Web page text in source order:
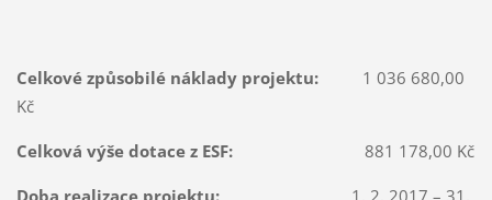
Celkové způsobilé náklady projektu:1 036 680,00
Kč
Celková výše dotace z ESF:881 178,00 Kč
Doba realizace projektu:1. 2. 2017 – 31.